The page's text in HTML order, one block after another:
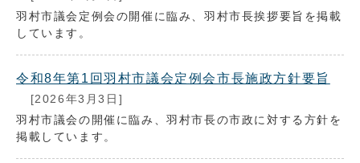
羽村市議会定例会の開催に臨み、羽村市長挨拶要旨を掲載
しています。
令和8年第1回羽村市議会定例会市長施政方針要旨
[2026年3月3日]
羽村市議会の開催に臨み、羽村市長の市政に対する方針を
掲載しています。